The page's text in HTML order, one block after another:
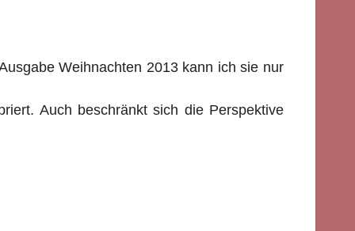
Weihnachten 2013 kann ich sie nur
Auch beschränkt sich die Perspektive